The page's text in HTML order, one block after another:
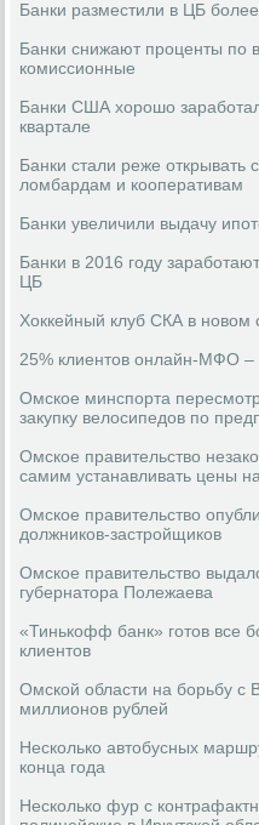
Банки разместили в ЦБ
Банки снижают проценты по
комиссионные
Банки США хорошо
квартале
Банки стали реже открывать
ломбардам и кооперативам
Банки увеличили выдачу
Банки в 2016 году
ЦБ
Хоккейный клуб СКА в
25% клиентов онлайн-МФО –
Омское минспорта
закупку велосипедов по
Омское правительство
самим устанавливать цены
Омское правительство
должников-застройщиков
Омское правительство
губернатора Полежаева
«Тинькофф банк» готов все
клиентов
Омской области на борьбу с
миллионов рублей
Несколько автобусных
конца года
Несколько фур с